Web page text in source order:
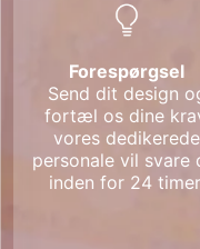
Forespørgsel
Send dit design
fortæl os dine
vores dedikerede
personale vil svare
inden for 24